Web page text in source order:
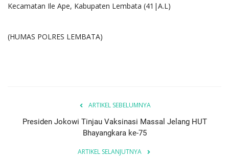
Kecamatan Ile Ape, Kabupaten Lembata (41|A.L)
(HUMAS POLRES LEMBATA)
ARTIKEL SEBELUMNYA
Presiden Jokowi Tinjau Vaksinasi Massal Jelang HUT
Bhayangkara ke-75
ARTIKEL SELANJUTNYA